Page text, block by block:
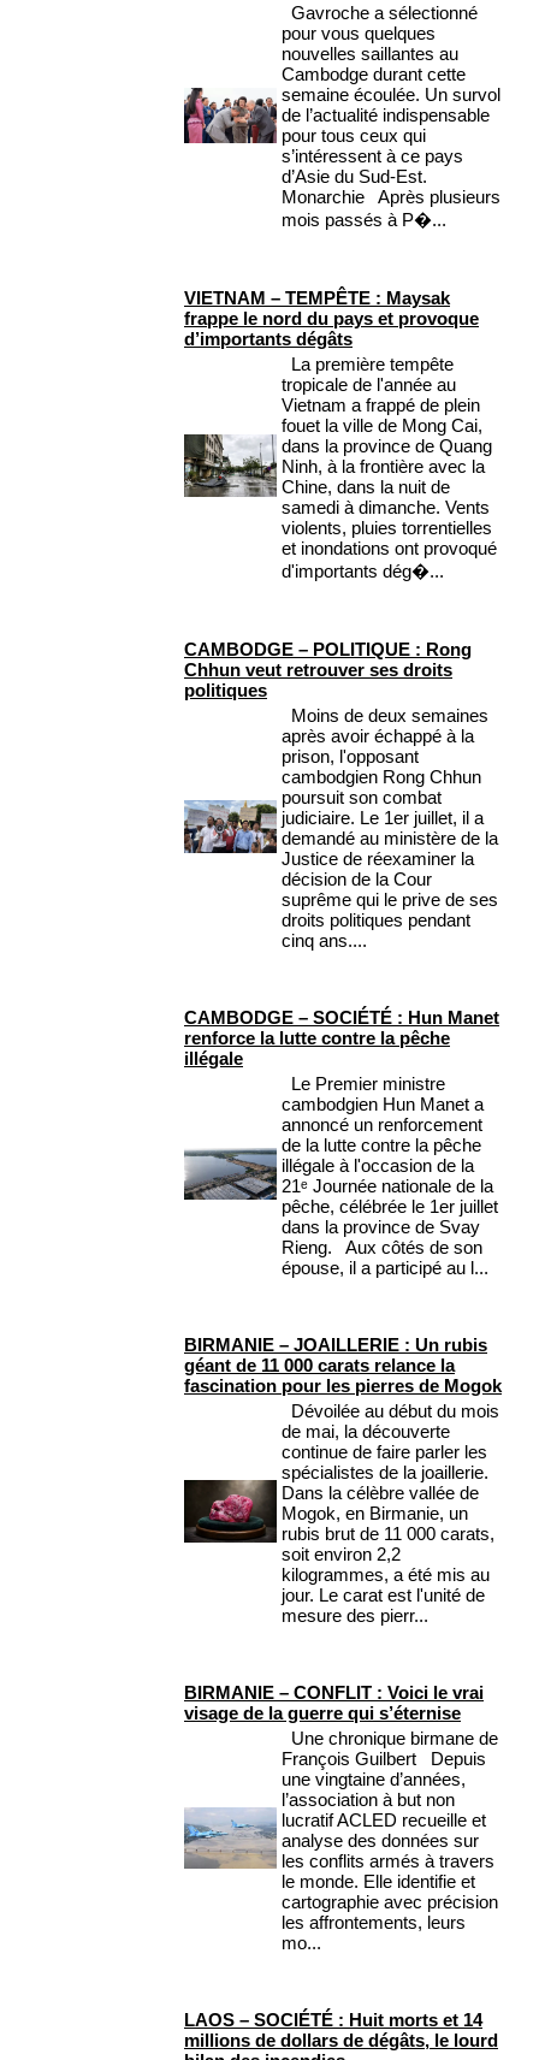
Gavroche a sélectionné
pour vous quelques
nouvelles saillantes au
Cambodge durant cette
semaine écoulée. Un survol
de l’actualité indispensable
pour tous ceux qui
s’intéressent à ce pays
d’Asie du Sud-Est.
Monarchie Après plusieurs
mois passés à P�...
VIETNAM – TEMPÊTE : Maysak
frappe le nord du pays et provoque
d’importants dégâts
La première tempête
tropicale de l'année au
Vietnam a frappé de plein
fouet la ville de Mong Cai,
dans la province de Quang
Ninh, à la frontière avec la
Chine, dans la nuit de
samedi à dimanche. Vents
violents, pluies torrentielles
et inondations ont provoqué
d'importants dég�...
CAMBODGE – POLITIQUE : Rong
Chhun veut retrouver ses droits
politiques
Moins de deux semaines
après avoir échappé à la
prison, l'opposant
cambodgien Rong Chhun
poursuit son combat
judiciaire. Le 1er juillet, il a
demandé au ministère de la
Justice de réexaminer la
décision de la Cour
suprême qui le prive de ses
droits politiques pendant
cinq ans....
CAMBODGE – SOCIÉTÉ : Hun Manet
renforce la lutte contre la pêche
illégale
Le Premier ministre
cambodgien Hun Manet a
annoncé un renforcement
de la lutte contre la pêche
illégale à l'occasion de la
21ᵉ Journée nationale de la
pêche, célébrée le 1er juillet
dans la province de Svay
Rieng. Aux côtés de son
épouse, il a participé au l...
BIRMANIE – JOAILLERIE : Un rubis
géant de 11 000 carats relance la
fascination pour les pierres de Mogok
Dévoilée au début du mois
de mai, la découverte
continue de faire parler les
spécialistes de la joaillerie.
Dans la célèbre vallée de
Mogok, en Birmanie, un
rubis brut de 11 000 carats,
soit environ 2,2
kilogrammes, a été mis au
jour. Le carat est l'unité de
mesure des pierr...
BIRMANIE – CONFLIT : Voici le vrai
visage de la guerre qui s’éternise
Une chronique birmane de
François Guilbert Depuis
une vingtaine d’années,
l’association à but non
lucratif ACLED recueille et
analyse des données sur
les conflits armés à travers
le monde. Elle identifie et
cartographie avec précision
les affrontements, leurs
mo...
LAOS – SOCIÉTÉ : Huit morts et 14
millions de dollars de dégâts, le lourd